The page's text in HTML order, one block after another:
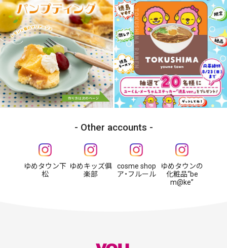
Other accounts
ゆめタウン下
松
ゆめキッズ俱
楽部
cosme shop
ア・フルール
ゆめタウンの
化粧品“be
m@ke”